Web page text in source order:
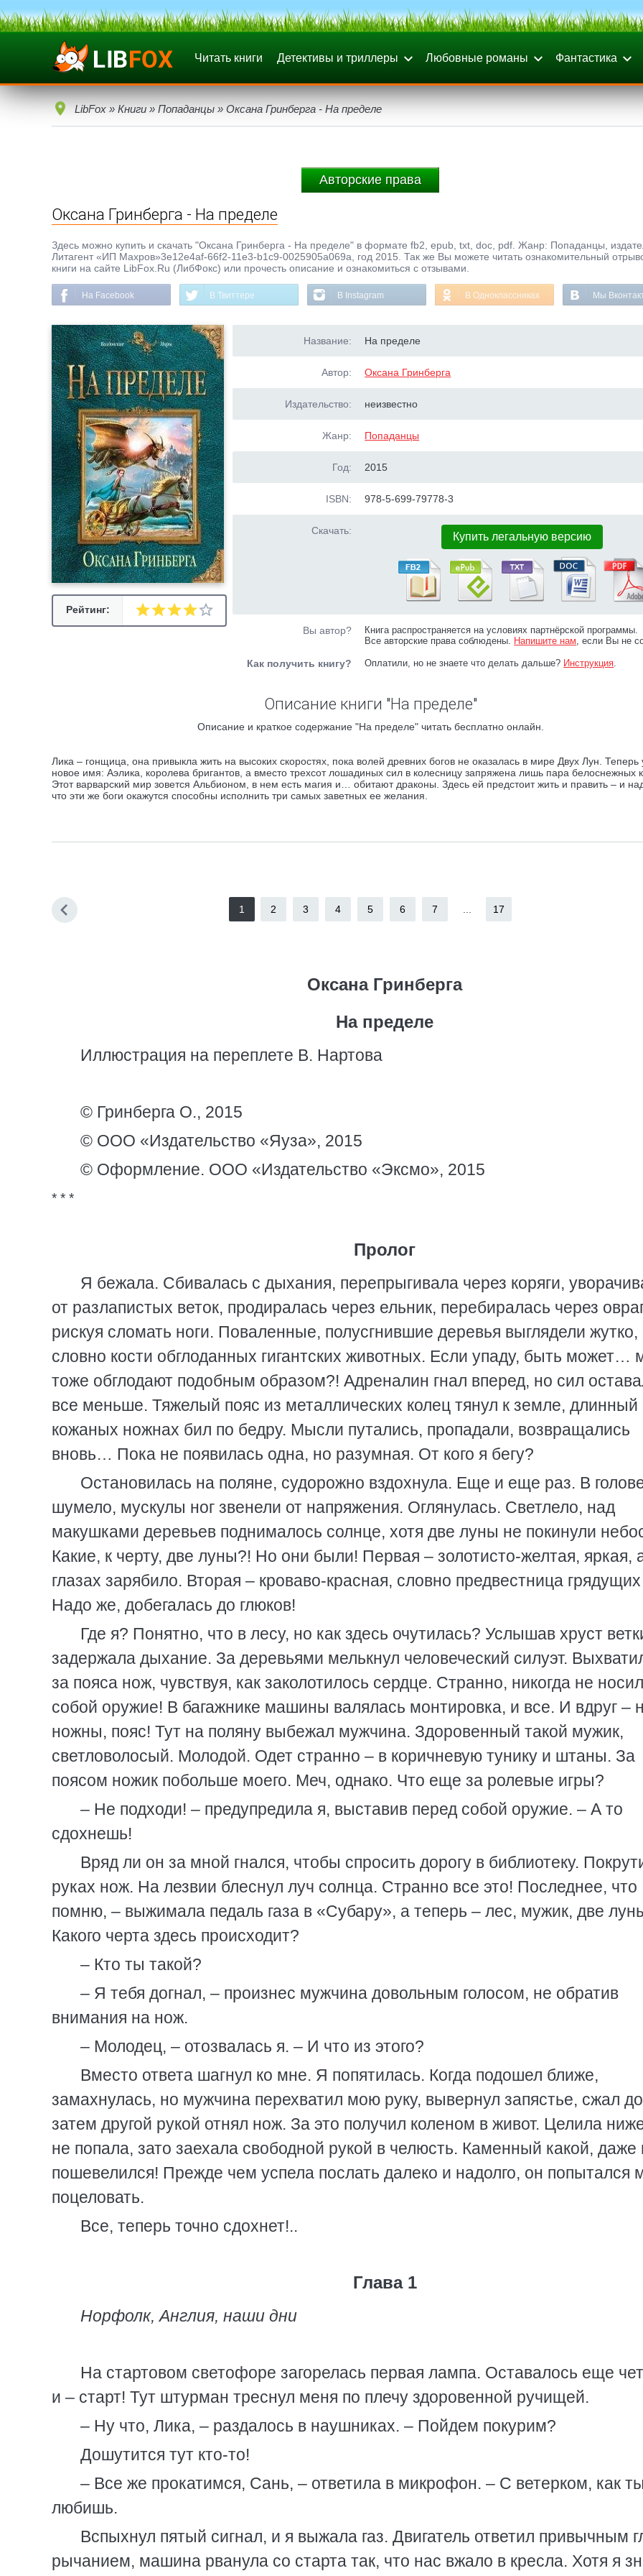
Читать книги Детективы и триллеры Любовные романы Фантастика
LibFox » Книги » Попаданцы » Оксана Гринберга - На пределе
Авторские права
Оксана Гринберга - На пределе
Здесь можно купить и скачать "Оксана Гринберга - На пределе" в формате fb2, epub, txt, doc, pdf. Жанр: Попаданцы,
Литагент «ИП Махров»3e12e4af-66f2-11e3-b1c9-0025905a069a, год 2015. Так же Вы можете читать ознакомительный
книги на сайте LibFox.Ru (ЛибФокс) или прочесть описание и ознакомиться с отзывами.
На Facebook В Твиттере В Instagram В Одноклассниках Мы
Рейтинг:
Название: На пределе
Автор: Оксана Гринберга
Издательство: неизвестно
Жанр: Попаданцы
Год: 2015
ISBN: 978-5-699-79778-3
Скачать: Купить легальную версию
Вы автор?
Книга распространяется на условиях партнёрской программы.
Все авторские права соблюдены. Напишите нам, если Вы не
Как получить книгу? Оплатили, но не знаете что делать дальше? Инструкция.
Описание книги "На пределе"
Описание и краткое содержание "На пределе" читать бесплатно онлайн.
Лика – гонщица, она привыкла жить на высоких скоростях, пока волей древних богов не оказалась в мире Двух Лун. Теперь
новое имя: Аэлика, королева бригантов, а вместо трехсот лошадиных сил в колесницу запряжена лишь пара белоснежных
Этот варварский мир зовется Альбионом, в нем есть магия и… обитают драконы. Здесь ей предстоит жить и править – и
что эти же боги окажутся способны исполнить три самых заветных ее желания.
1 2 3 4 5 6 7 17
Оксана Гринберга
На пределе
Иллюстрация на переплете В. Нартова
© Гринберга О., 2015
© ООО «Издательство «Яуза», 2015
© Оформление. ООО «Издательство «Эксмо», 2015
* * *
Пролог
Я бежала. Сбивалась с дыхания, перепрыгивала через коряги,
от разлапистых веток, продиралась через ельник, перебиралась через
рискуя сломать ноги. Поваленные, полусгнившие деревья выглядели жутко,
словно кости обглоданных гигантских животных. Если упаду, быть может…
тоже обглодают подобным образом?! Адреналин гнал вперед, но сил
все меньше. Тяжелый пояс из металлических колец тянул к земле, длинный
кожаных ножнах бил по бедру. Мысли путались, пропадали, возвращались
вновь… Пока не появилась одна, но разумная. От кого я бегу?
Остановилась на поляне, судорожно вздохнула. Еще и еще раз. В
шумело, мускулы ног звенели от напряжения. Оглянулась. Светлело, над
макушками деревьев поднималось солнце, хотя две луны не покинули
Какие, к черту, две луны?! Но они были! Первая – золотисто-желтая, яркая,
глазах зарябило. Вторая – кроваво-красная, словно предвестница
Надо же, добегалась до глюков!
Где я? Понятно, что в лесу, но как здесь очутилась? Услышав хруст
задержала дыхание. За деревьями мелькнул человеческий силуэт.
за пояса нож, чувствуя, как заколотилось сердце. Странно, никогда не
собой оружие! В багажнике машины валялась монтировка, и все. И вдруг –
ножны, пояс! Тут на поляну выбежал мужчина. Здоровенный такой мужик,
светловолосый. Молодой. Одет странно – в коричневую тунику и штаны. За
поясом ножик побольше моего. Меч, однако. Что еще за ролевые игры?
– Не подходи! – предупредила я, выставив перед собой оружие. – А то
сдохнешь!
Вряд ли он за мной гнался, чтобы спросить дорогу в библиотеку.
руках нож. На лезвии блеснул луч солнца. Странно все это! Последнее, что
помню, – выжимала педаль газа в «Субару», а теперь – лес, мужик, две
Какого черта здесь происходит?
– Кто ты такой?
– Я тебя догнал, – произнес мужчина довольным голосом, не обратив
внимания на нож.
– Молодец, – отозвалась я. – И что из этого?
Вместо ответа шагнул ко мне. Я попятилась. Когда подошел ближе,
замахнулась, но мужчина перехватил мою руку, вывернул запястье, сжал
затем другой рукой отнял нож. За это получил коленом в живот. Целила
не попала, зато заехала свободной рукой в челюсть. Каменный какой, даже
пошевелился! Прежде чем успела послать далеко и надолго, он попытался
поцеловать.
Все, теперь точно сдохнет!..
Глава 1
Норфолк, Англия, наши дни
На стартовом светофоре загорелась первая лампа. Оставалось еще
и – старт! Тут штурман треснул меня по плечу здоровенной ручищей.
– Ну что, Лика, – раздалось в наушниках. – Пойдем покурим?
Дошутится тут кто-то!
– Все же прокатимся, Сань, – ответила в микрофон. – С ветерком, как ты
любишь.
Вспыхнул пятый сигнал, и я выжала газ. Двигатель ответил привычным
рычанием, машина рванула со старта так, что нас вжало в кресла. Хотя я